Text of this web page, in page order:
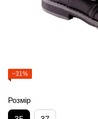
−31%
Розмір